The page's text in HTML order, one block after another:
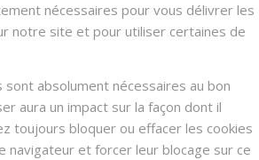
nécessaires pour vous délivrer les
notre site et pour utiliser certaines de
sont absolument nécessaires au bon
aura un impact sur la façon dont il
toujours bloquer ou effacer les cookies
navigateur et forcer leur blocage sur ce